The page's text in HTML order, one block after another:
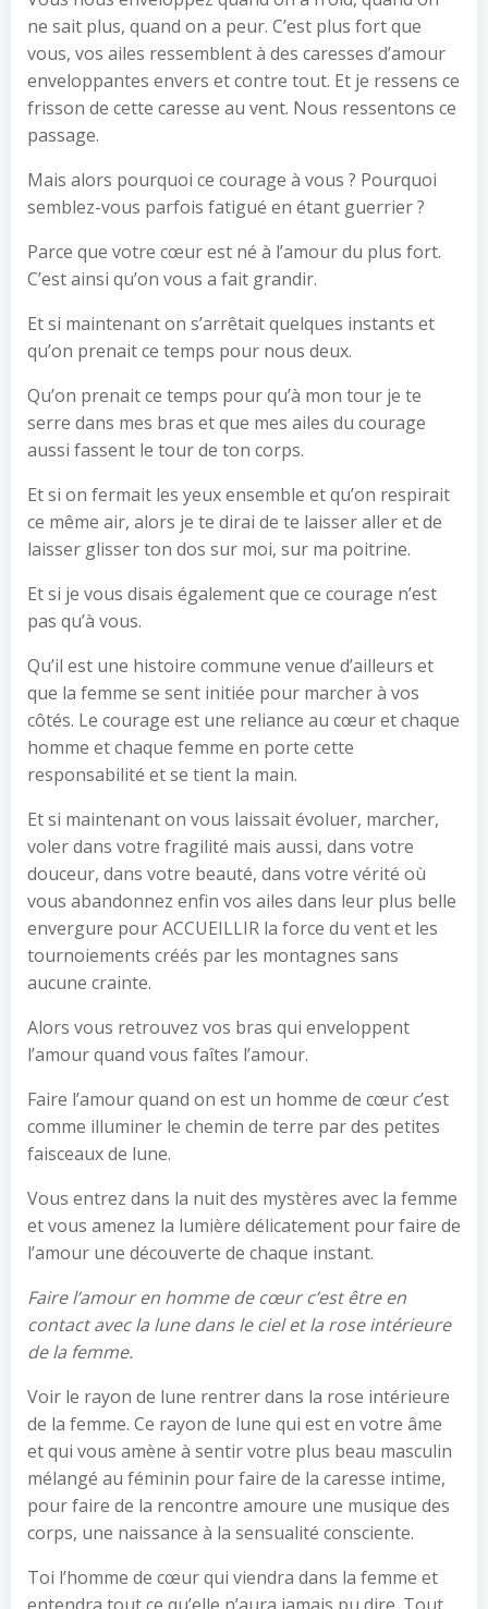
ne sait plus, quand on a peur. C’est plus fort que
vous, vos ailes ressemblent à des caresses d’amour
enveloppantes envers et contre tout. Et je ressens ce
frisson de cette caresse au vent. Nous ressentons ce
passage.
Mais alors pourquoi ce courage à vous ? Pourquoi
semblez-vous parfois fatigué en étant guerrier ?
Parce que votre cœur est né à l’amour du plus fort.
C’est ainsi qu’on vous a fait grandir.
Et si maintenant on s’arrêtait quelques instants et
qu’on prenait ce temps pour nous deux.
Qu’on prenait ce temps pour qu’à mon tour je te
serre dans mes bras et que mes ailes du courage
aussi fassent le tour de ton corps.
Et si on fermait les yeux ensemble et qu’on respirait
ce même air, alors je te dirai de te laisser aller et de
laisser glisser ton dos sur moi, sur ma poitrine.
Et si je vous disais également que ce courage n’est
pas qu’à vous.
Qu’il est une histoire commune venue d’ailleurs et
que la femme se sent initiée pour marcher à vos
côtés. Le courage est une reliance au cœur et chaque
homme et chaque femme en porte cette
responsabilité et se tient la main.
Et si maintenant on vous laissait évoluer, marcher,
voler dans votre fragilité mais aussi, dans votre
douceur, dans votre beauté, dans votre vérité où
vous abandonnez enfin vos ailes dans leur plus belle
envergure pour ACCUEILLIR la force du vent et les
tournoiements créés par les montagnes sans
aucune crainte.
Alors vous retrouvez vos bras qui enveloppent
l’amour quand vous faîtes l’amour.
Faire l’amour quand on est un homme de cœur c’est
comme illuminer le chemin de terre par des petites
faisceaux de lune.
Vous entrez dans la nuit des mystères avec la femme
et vous amenez la lumière délicatement pour faire de
l’amour une découverte de chaque instant.
Faire l’amour en homme de cœur c’est être en
contact avec la lune dans le ciel et la rose intérieure
de la femme.
Voir le rayon de lune rentrer dans la rose intérieure
de la femme. Ce rayon de lune qui est en votre âme
et qui vous amène à sentir votre plus beau masculin
mélangé au féminin pour faire de la caresse intime,
pour faire de la rencontre amoure une musique des
corps, une naissance à la sensualité consciente.
Toi l’homme de cœur qui viendra dans la femme et